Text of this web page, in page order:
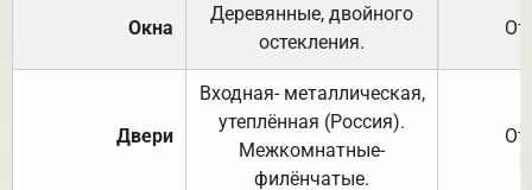
Окна
Деревянные, двойного
остекления.
Двери
Входная- металлическая,
утеплённая (Россия).
Межкомнатные-
филёнчатые.